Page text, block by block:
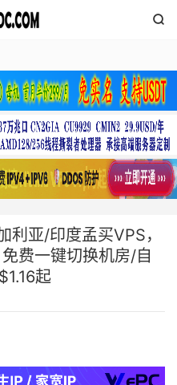

亚/印度孟买VPS，
费一键切换机房/自
起